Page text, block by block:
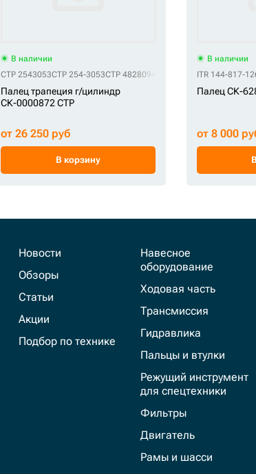
В наличии
CTP 2543053CTP 254-3053CTP 4828094 CTP 482-8094
Палец трапеция г/цилиндр
СК-0000872 CTP
от 26 250 руб
В корзину
В наличии
ITR 144-817-
Палец СК-
от 8 000
Новости
Обзоры
Статьи
Акции
Подбор по технике
Навесное
оборудование
Ходовая часть
Трансмиссия
Гидравлика
Пальцы и втулки
Режущий инструмент
для спецтехники
Фильтры
Двигатель
Рамы и шасси